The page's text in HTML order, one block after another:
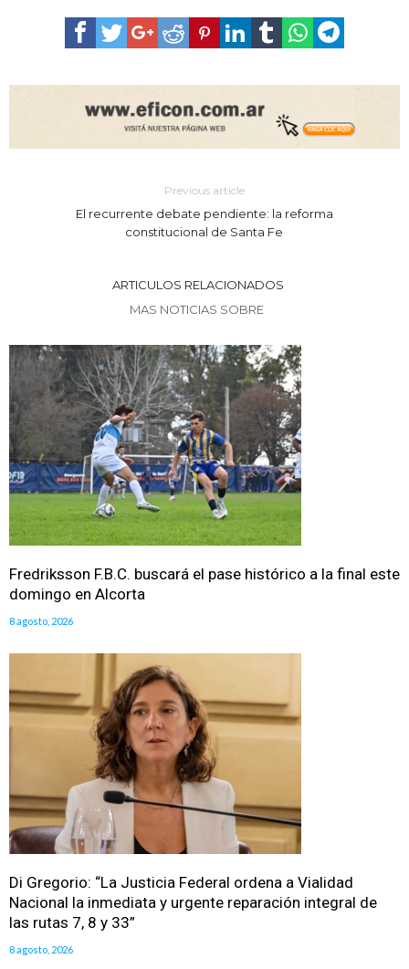
Previous article
El recurrente debate pendiente: la reforma
constitucional de Santa Fe
ARTICULOS RELACIONADOS
MAS NOTICIAS SOBRE
Fredriksson F.B.C. buscará el pase histórico a la final este
domingo en Alcorta
8 agosto, 2026
Di Gregorio: “La Justicia Federal ordena a Vialidad
Nacional la inmediata y urgente reparación integral de
las rutas 7, 8 y 33”
8 agosto, 2026